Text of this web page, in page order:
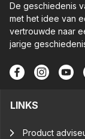
De geschiedenis
met het idee van
vertrouwde naar
jarige
LINKS
Product